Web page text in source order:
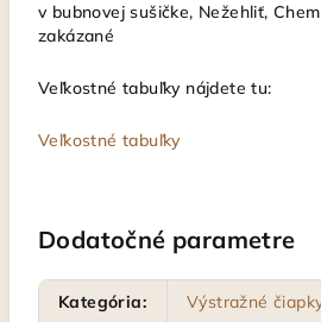
v bubnovej sušičke, Nežehliť,
zakázané
Veľkostné tabuľky nájdete tu:
Veľkostné tabuľky
Dodatočné parametre
Kategória:
Výstražné